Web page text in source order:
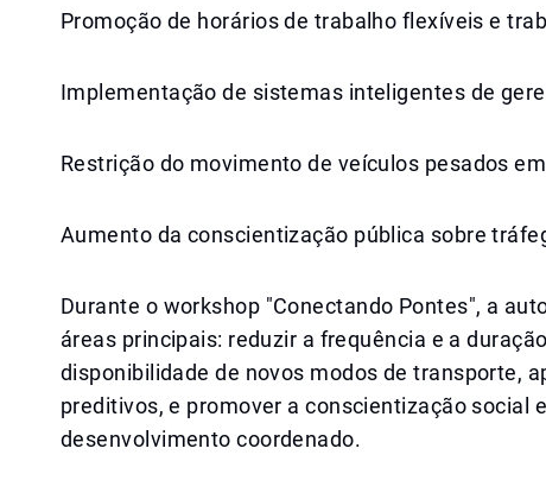
Promoção de horários de trabalho flexíveis e
Implementação de sistemas inteligentes de
Restrição do movimento de veículos pesados
Aumento da conscientização pública sobre
Durante o workshop "Conectando Pontes", a
áreas principais: reduzir a frequência e a
disponibilidade de novos modos de transporte,
preditivos, e promover a conscientização social
desenvolvimento coordenado.